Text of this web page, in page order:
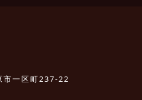
一区町237-22